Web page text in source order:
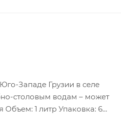
Западе Грузии в селе
столовым водам – может